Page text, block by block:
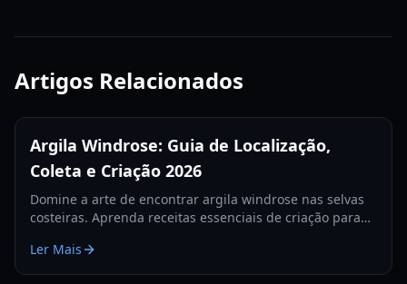
Artigos Relacionados
Argila Windrose: Guia de Localização,
Coleta e Criação 2026
Domine a arte de encontrar argila windrose nas selvas
costeiras. Aprenda receitas essenciais de criação para
2026.
Ler Mais